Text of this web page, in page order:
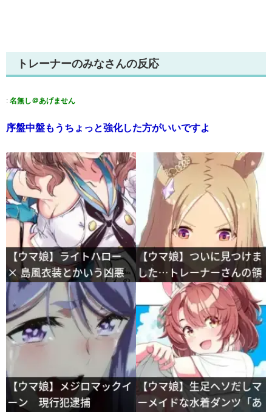
トレーナーのみなさんの反応
: 名無し＠あげません
序盤中盤もうちょっと強化した方がいいですよ